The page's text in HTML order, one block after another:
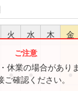
火 水 木 金
● ● ●
休業の場合があり
確認ください。